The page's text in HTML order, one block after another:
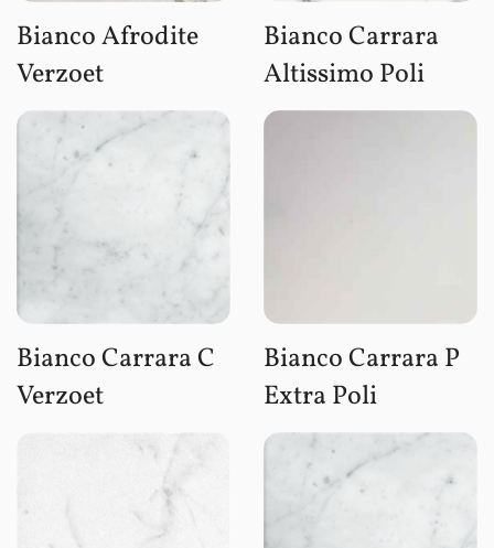
Bianco Afrodite
Verzoet
Bianco Carrara
Altissimo Poli
Bianco Carrara C
Verzoet
Bianco Carrara P
Extra Poli